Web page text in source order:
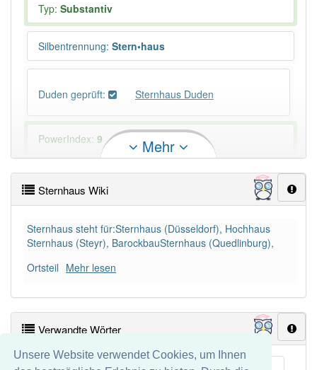
Unsere Website verwendet Cookies, um Ihnen
Typ: Substantiv
Silbentrennung: Stern•haus
Duden geprüft: Sternhaus Duden
PowerIndex: 9
Häufigkeit: 4 von 10
Wörter mit Endung-sternhausaber mit einem
anderen Artikeldas
Architektur
83% unserer Spielapp-Nutzer haben den Artikel
Mehr
Sternhaus Wiki
Sternhaus steht für:Sternhaus (Düsseldorf), Hochhaus
Sternhaus (Steyr), BarockbauSternhaus (Quedlinburg),
Ortsteil Mehr lesen
Verwandte Wörter